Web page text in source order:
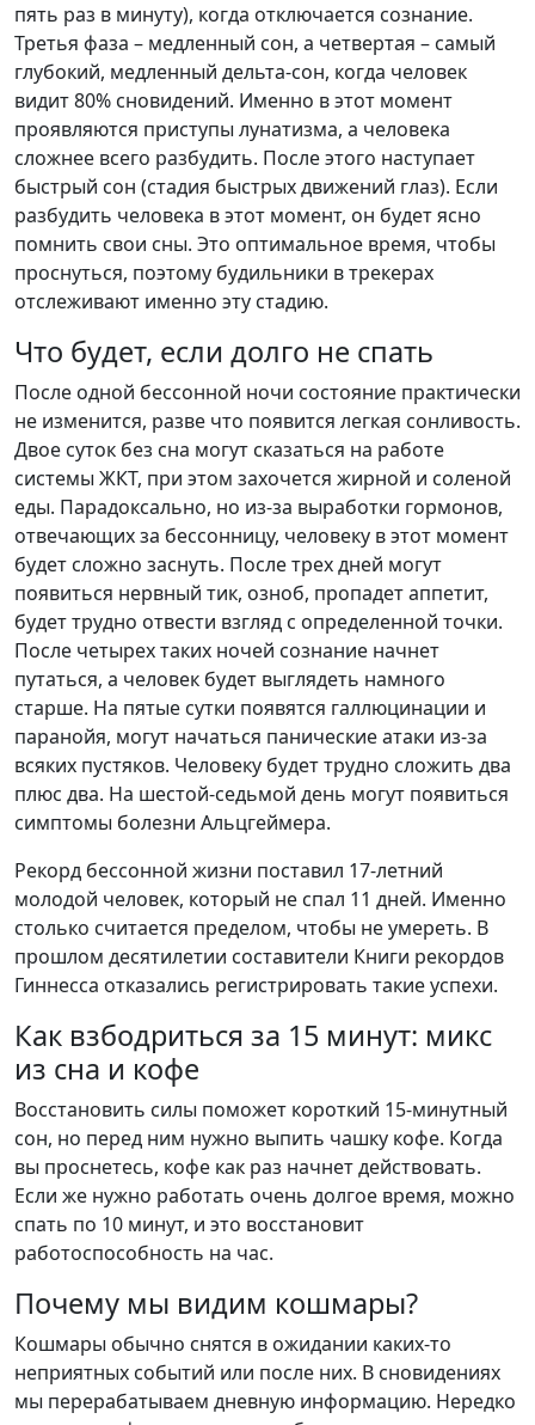
пять раз в минуту), когда отключается сознание.
Третья фаза – медленный сон, а четвертая – самый
глубокий, медленный дельта-сон, когда человек
видит 80% сновидений. Именно в этот момент
проявляются приступы лунатизма, а человека
сложнее всего разбудить. После этого наступает
быстрый сон (стадия быстрых движений глаз). Если
разбудить человека в этот момент, он будет ясно
помнить свои сны. Это оптимальное время, чтобы
проснуться, поэтому будильники в трекерах
отслеживают именно эту стадию.
Что будет, если долго не спать
После одной бессонной ночи состояние практически
не изменится, разве что появится легкая сонливость.
Двое суток без сна могут сказаться на работе
системы ЖКТ, при этом захочется жирной и соленой
еды. Парадоксально, но из-за выработки гормонов,
отвечающих за бессонницу, человеку в этот момент
будет сложно заснуть. После трех дней могут
появиться нервный тик, озноб, пропадет аппетит,
будет трудно отвести взгляд с определенной точки.
После четырех таких ночей сознание начнет
путаться, а человек будет выглядеть намного
старше. На пятые сутки появятся галлюцинации и
паранойя, могут начаться панические атаки из-за
всяких пустяков. Человеку будет трудно сложить два
плюс два. На шестой-седьмой день могут появиться
симптомы болезни Альцгеймера.
Рекорд бессонной жизни поставил 17-летний
молодой человек, который не спал 11 дней. Именно
столько считается пределом, чтобы не умереть. В
прошлом десятилетии составители Книги рекордов
Гиннесса отказались регистрировать такие успехи.
Как взбодриться за 15 минут: микс
из сна и кофе
Восстановить силы поможет короткий 15-минутный
сон, но перед ним нужно выпить чашку кофе. Когда
вы проснетесь, кофе как раз начнет действовать.
Если же нужно работать очень долгое время, можно
спать по 10 минут, и это восстановит
работоспособность на час.
Почему мы видим кошмары?
Кошмары обычно снятся в ожидании каких-то
неприятных событий или после них. В сновидениях
мы перерабатываем дневную информацию. Нередко